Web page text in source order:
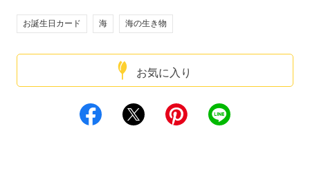
お気に入り
お誕生日カード 海 海の生き物